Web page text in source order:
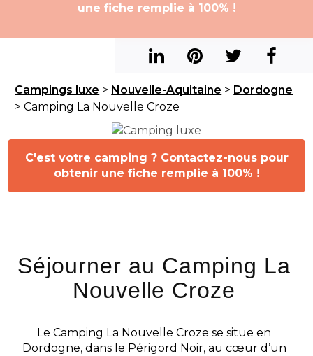
une fiche remplie à 100% !
Campings luxe > Nouvelle-Aquitaine > Dordogne
> Camping La Nouvelle Croze
Séjourner au Camping La
Nouvelle Croze
Le Camping La Nouvelle Croze se situe en
Dordogne, dans le Périgord Noir, au cœur d’un
C'est votre camping ? Contactez-nous pour
obtenir une fiche remplie à 100% !